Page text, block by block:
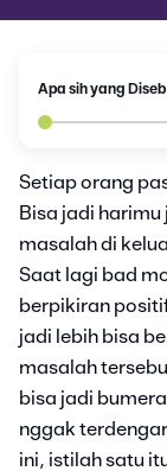
Apa sih yang
Setiap orang
Bisa jadi
masalah di
Saat lagi bad
berpikiran
jadi lebih bisa
masalah
bisa jadi
nggak
ini, istilah satu